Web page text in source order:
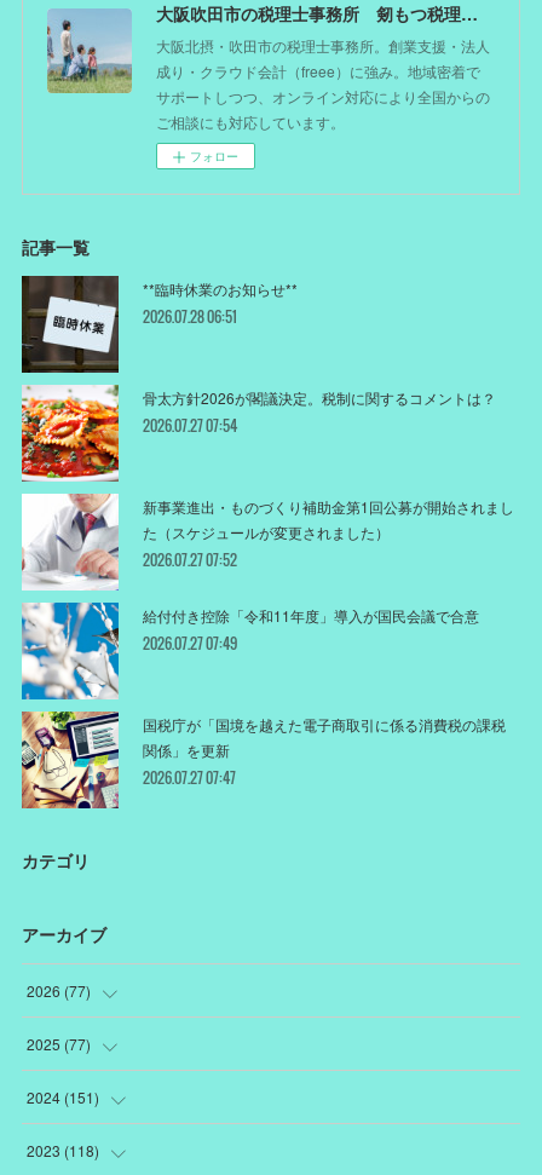
大阪吹田市の税理士事務所 剱もつ税理士（北摂オフィス）―かつてdoctorを目指した税理士が企業のホームドクターとしてあなたの事業をサポート。税理士が直接担当する『かかりつけ税理士』
大阪北摂・吹田市の税理士事務所。創業支援・法人
成り・クラウド会計（freee）に強み。地域密着で
サポートしつつ、オンライン対応により全国からの
ご相談にも対応しています。
フォロー
記事一覧
**臨時休業のお知らせ**
2026.07.28 06:51
骨太方針2026が閣議決定。税制に関するコメントは？
2026.07.27 07:54
新事業進出・ものづくり補助金第1回公募が開始されまし
た（スケジュールが変更されました）
2026.07.27 07:52
給付付き控除「令和11年度」導入が国民会議で合意
2026.07.27 07:49
国税庁が「国境を越えた電子商取引に係る消費税の課税
関係」を更新
2026.07.27 07:47
カテゴリ
アーカイブ
2026 (77)
(18 )
(12
(12
2025 (77)
(1)
(22
2024 (151)
(19
2023 (118)